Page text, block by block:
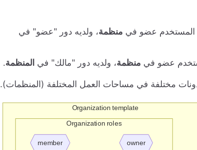
المستخدم عضو في منظمة، ولديه دور "عضو" في
عضو في منظمة، ولديه دور "مالك" في المنظمة.
مختلفة في مساحات العمل المختلفة (المنظمات).